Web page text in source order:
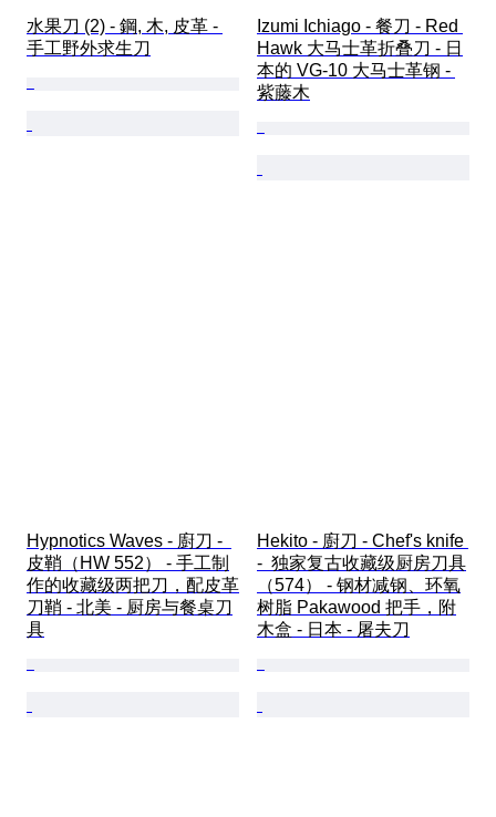
水果刀 (2) - 鋼, 木, 皮革 -
手工野外求生刀
Izumi Ichiago - 餐刀 - Red
Hawk 大马士革折叠刀 - 日
本的 VG-10 大马士革钢 -
紫藤木
Hypnotics Waves - 廚刀 -
皮鞘（HW 552） - 手工制
作的收藏级两把刀，配皮革
刀鞘 - 北美 - 厨房与餐桌刀
具
Hekito - 廚刀 - Chef's knife
-  独家复古收藏级厨房刀具
（574） - 钢材减钢、环氧
树脂 Pakawood 把手，附
木盒 - 日本 - 屠夫刀